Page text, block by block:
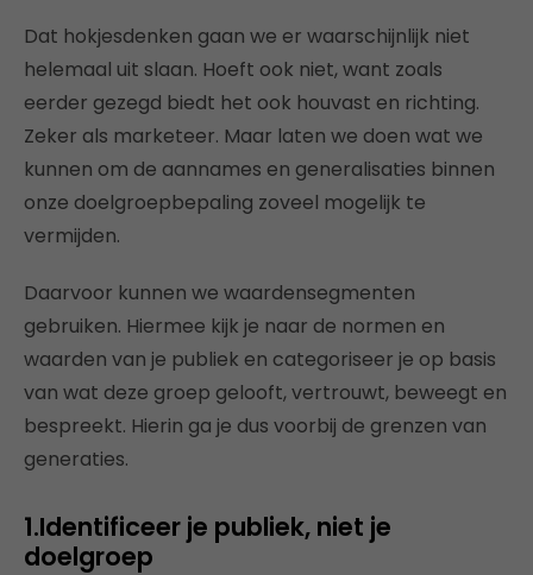
Dat hokjesdenken gaan we er waarschijnlijk niet
helemaal uit slaan. Hoeft ook niet, want zoals
eerder gezegd biedt het ook houvast en richting.
Zeker als marketeer. Maar laten we doen wat we
kunnen om de aannames en generalisaties binnen
onze doelgroepbepaling zoveel mogelijk te
vermijden.
Daarvoor kunnen we waardensegmenten
gebruiken. Hiermee kijk je naar de normen en
waarden van je publiek en categoriseer je op basis
van wat deze groep gelooft, vertrouwt, beweegt en
bespreekt. Hierin ga je dus voorbij de grenzen van
generaties.
1.Identificeer je publiek, niet je
doelgroep